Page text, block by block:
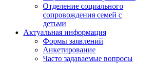
Отделение социального
сопровождения семей с
детьми
Актуальная информация
Формы заявлений
Анкетирование
Часто задаваемые вопросы